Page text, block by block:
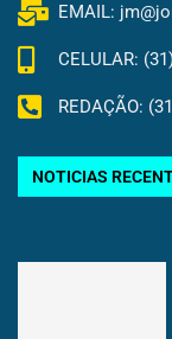
EMAIL:
CELULAR:
REDAÇÃO:
NOTICIAS